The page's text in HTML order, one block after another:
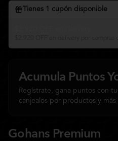
Tienes 1 cupón disponible
Acumula Puntos
Regístrate, gana puntos con
canjealos por productos y más
Gohans Premium